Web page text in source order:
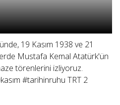
19 Kasım 1938 ve 21
Mustafa Kemal Atatürk'ün
törenlerini izliyoruz.
#tarihinruhu TRT 2